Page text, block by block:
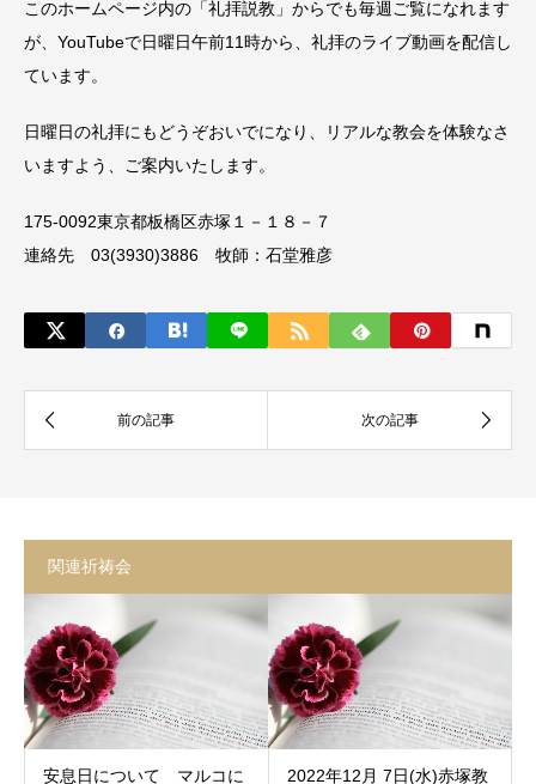
このホームページ内の「礼拝説教」からでも毎週ご覧になれます
が、YouTubeで日曜日午前11時から、礼拝のライブ動画を配信し
ています。
日曜日の礼拝にもどうぞおいでになり、リアルな教会を体験なさ
いますよう、ご案内いたします。
175-0092東京都板橋区赤塚１－１８－７
連絡先 03(3930)3886 牧師：石堂雅彦
関連祈祷会
安息日について マルコに 2022年12月 7日(水)赤塚教